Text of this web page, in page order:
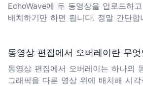
EchoWave에 두 동영상을 업로드하
배치하기만 하면 됩니다. 정말 간단합
동영상 편집에서 오버레이란 무엇
동영상 편집에서 오버레이는 하나의
그래픽을 다른 영상 위에 배치해 시